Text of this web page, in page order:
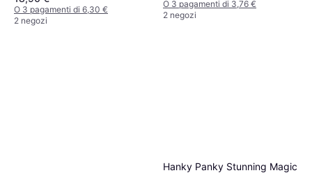
O 3 pagamenti di 6,30 €
2 negozi
accessori, specchio, scivolo
O 3 pagamenti di 3,76 €
2 negozi
Hanky Panky Stunning Magic